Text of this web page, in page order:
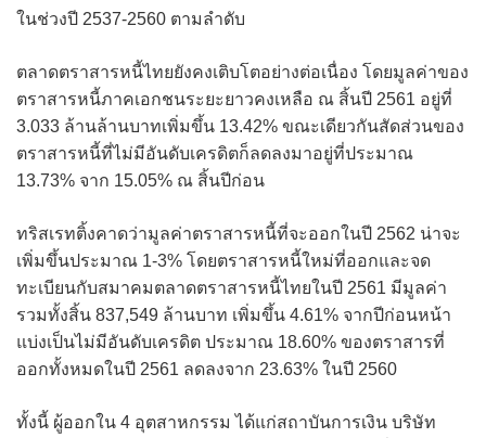
ในช่วงปี 2537-2560 ตามลำดับ
ตลาดตราสารหนี้ไทยยังคงเติบโตอย่างต่อเนื่อง โดยมูลค่าของ
ตราสารหนี้ภาคเอกชนระยะยาวคงเหลือ ณ สิ้นปี 2561 อยู่ที่
3.033 ล้านล้านบาทเพิ่มขึ้น 13.42% ขณะเดียวกันสัดส่วนของ
ตราสารหนี้ที่ไม่มีอันดับเครดิตก็ลดลงมาอยู่ที่ประมาณ
13.73% จาก 15.05% ณ สิ้นปีก่อน
ทริสเรทติ้งคาดว่ามูลค่าตราสารหนี้ที่จะออกในปี 2562 น่าจะ
เพิ่มขึ้นประมาณ 1-3% โดยตราสารหนี้ใหม่ที่ออกและจด
ทะเบียนกับสมาคมตลาดตราสารหนี้ไทยในปี 2561 มีมูลค่า
รวมทั้งสิ้น 837,549 ล้านบาท เพิ่มขึ้น 4.61% จากปีก่อนหน้า
แบ่งเป็นไม่มีอันดับเครดิต ประมาณ 18.60% ของตราสารที่
ออกทั้งหมดในปี 2561 ลดลงจาก 23.63% ในปี 2560
ทั้งนี้ ผู้ออกใน 4 อุตสาหกรรม ได้แก่สถาบันการเงิน บริษัท